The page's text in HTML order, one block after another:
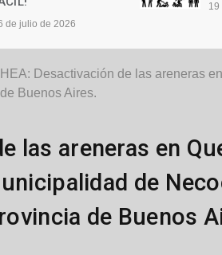
de julio de 2026 12
Desactivación de las areneras
Buenos Aires.
las areneras en
de
de Buenos